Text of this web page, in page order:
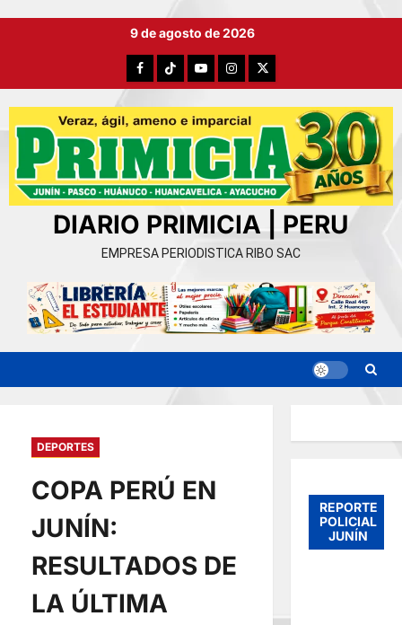
9 de agosto de 2026
FacebookTikTokYouTubeInstagram
X
DIARIO PRIMICIA | PERU
EMPRESA PERIODISTICA RIBO SAC
DEPORTES
COPA PERÚ EN
JUNÍN:
RESULTADOS DE
LA ÚLTIMA
REPORTE
POLICIAL
JUNÍN